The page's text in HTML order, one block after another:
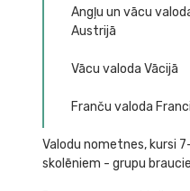
Angļu un vācu
Austrijā
Vācu valoda Vācijā
Franču valoda
Valodu nometnes, kursi
skolēniem - grupu